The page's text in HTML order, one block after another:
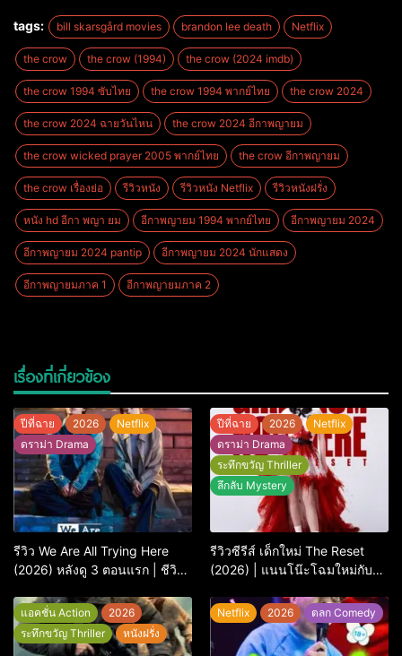
tags: bill skarsgård movies brandon lee death Netflix
the crow the crow (1994) the crow (2024 imdb)
the crow 1994 ซับไทย the crow 1994 พากย์ไทย the crow 2024
the crow 2024 ฉายวันไหน the crow 2024 อีกาพญายม
the crow wicked prayer 2005 พากย์ไทย the crow อีกาพญายม
the crow เรื่องย่อ รีวิวหนัง รีวิวหนัง Netflix รีวิวหนังฝรั่ง
หนัง hd อีกา พญา ยม อีกาพญายม 1994 พากย์ไทย อีกาพญายม 2024
อีกาพญายม 2024 pantip อีกาพญายม 2024 นักแสดง
อีกาพญายมภาค 1 อีกาพญายมภาค 2
เรื่องที่เกี่ยวข้อง
ปีที่ฉาย 2026
Netflix
ดราม่า Drama
รีวิว We Are All Trying Here
(2026) หลังดู 3 ตอนแรก | ชีวิต
ไม่ถึงไหน
ปีที่ฉาย 2026
Netflix
ดราม่า Drama
ระทึกขวัญ Thriller
ลึกลับ Mystery
รีวิวซีรีส์ เด็กใหม่ The Reset
(2026) | แนนโน๊ะโฉมใหม่กับ
แอคชั่น Action
2026
ระทึกขวัญ Thriller
หนังฝรั่ง
Netflix 2026 ตลก Comedy